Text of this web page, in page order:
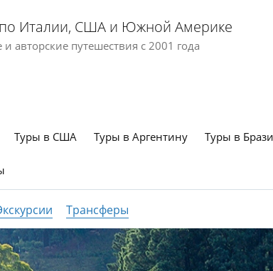
Италии, США и Южной Америке
авторские путешествия с 2001 года
Туры в США Туры в Аргентину Туры в
Трансферы